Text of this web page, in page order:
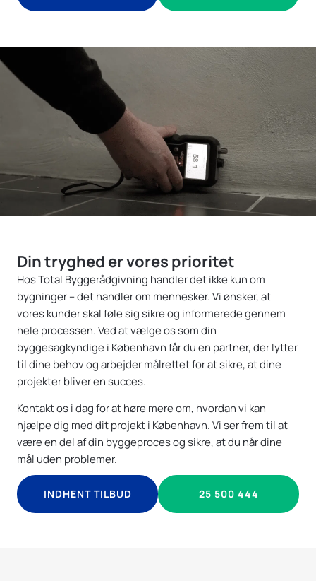
Din tryghed er vores prioritet
Hos Total Byggerådgivning handler det ikke kun om
bygninger – det handler om mennesker. Vi ønsker, at
vores kunder skal føle sig sikre og informerede gennem
hele processen. Ved at vælge os som din
byggesagkyndige i København får du en partner, der lytter
til dine behov og arbejder målrettet for at sikre, at dine
projekter bliver en succes.
Kontakt os i dag for at høre mere om, hvordan vi kan
hjælpe dig med dit projekt i København. Vi ser frem til at
være en del af din byggeproces og sikre, at du når dine
mål uden problemer.
INDHENT TILBUD 25 500 444